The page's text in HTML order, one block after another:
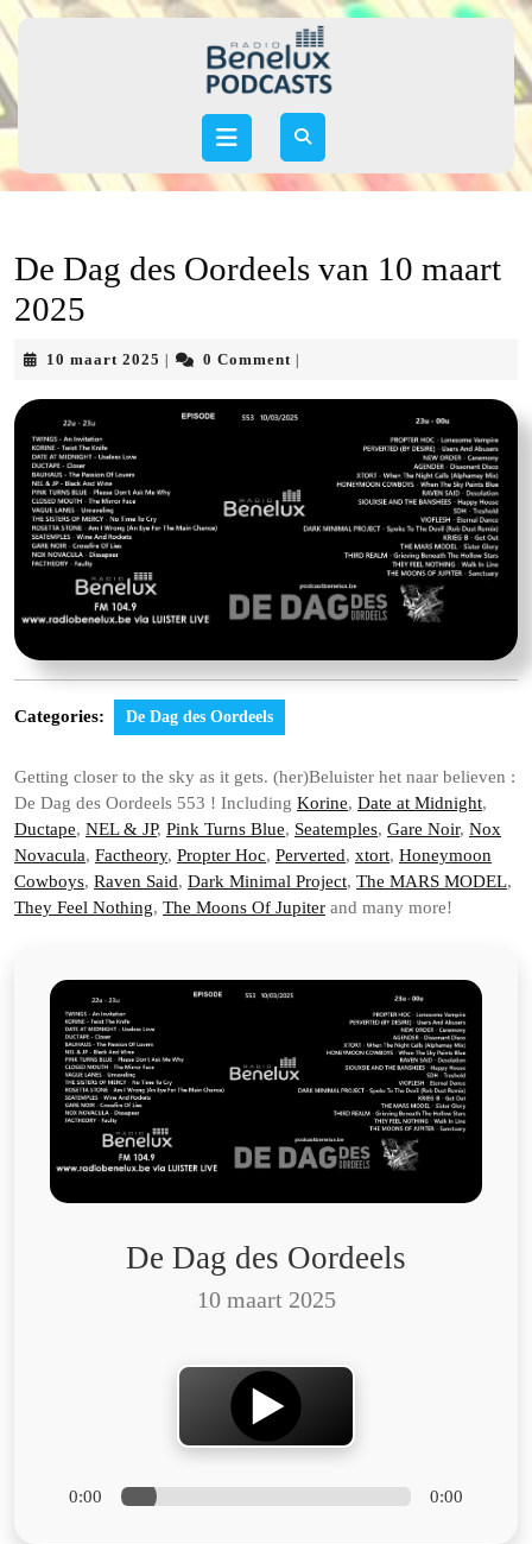
Skip
to
Open
De Dag des Oordeels van 10 maart
2025
10 maart 2025 10
2025
0 Comment
Categories: De Dag des Oordeels
Getting closer to the sky as it gets. (her)Beluister het naar believen :
De Dag des Oordeels 553 ! Including Korine, Date at Midnight,
Ductape, NEL & JP, Pink Turns Blue, Seatemples, Gare Noir, Nox
Novacula, Factheory, Propter Hoc, Perverted, xtort, Honeymoon
Cowboys, Raven Said, Dark Minimal Project, The MARS MODEL,
They Feel Nothing, The Moons Of Jupiter and many more!
De Dag des Oordeels
10 maart 2025
0:00 0:00